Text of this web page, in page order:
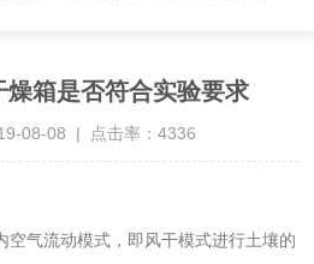
燥箱是否符合实验要求
08-08 | 点击率：4336
空气流动模式，即风干模式进行土壤的